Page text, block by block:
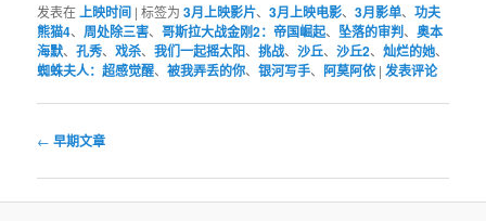
发表在上映时间 |标签为 3月上映影片、3月上映电影、3月影单、功夫
熊猫4、 周处除三害、哥斯拉大战金刚2：帝国崛起、 坠落的审判、奥本
海默、孔秀、戏杀、我们一起摇太阳、挑战、沙丘、沙丘2、灿烂的她、
蜘蛛夫人：超感觉醒、被我弄丢的你、银河写手、 阿莫阿依 |发表评论
文
导
航
← 早期文章